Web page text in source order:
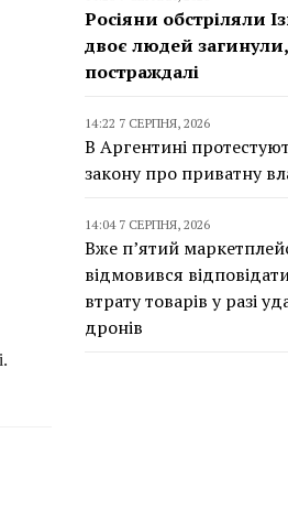
Росіяни обстріляли
двоє людей
постраждалі
14:22 7 СЕРПНЯ, 2026
В Аргентині
закону про приватну
14:04 7 СЕРПНЯ, 2026
Вже п’ятий
відмовився
втрату товарів у разі
дронів